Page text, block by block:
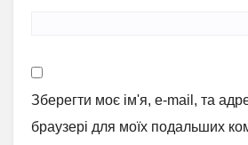
Зберегти моє ім'я, e-mail, та
браузері для моїх подальших